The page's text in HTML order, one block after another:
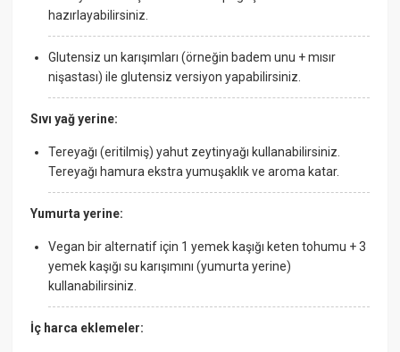
hazırlayabilirsiniz.
Glutensiz un karışımları (örneğin badem unu + mısır
nişastası) ile glutensiz versiyon yapabilirsiniz.
Sıvı yağ yerine:
Tereyağı (eritilmiş) yahut zeytinyağı kullanabilirsiniz.
Tereyağı hamura ekstra yumuşaklık ve aroma katar.
Yumurta yerine:
Vegan bir alternatif için 1 yemek kaşığı keten tohumu + 3
yemek kaşığı su karışımını (yumurta yerine)
kullanabilirsiniz.
İç harca eklemeler: